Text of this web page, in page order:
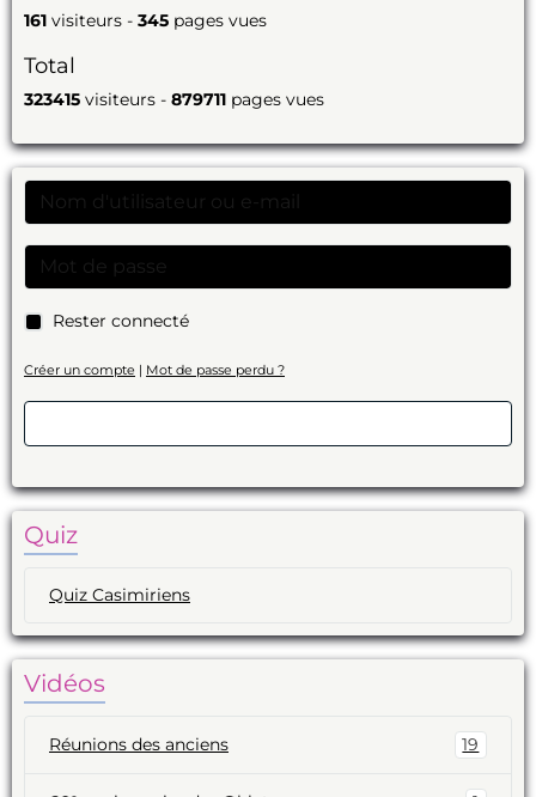
161 visiteurs - 345 pages vues
Total
323415 visiteurs - 879711 pages vues
Rester connecté
Créer un compte | Mot de passe perdu ?
Quiz
Quiz Casimiriens
Vidéos
Réunions des anciens 19